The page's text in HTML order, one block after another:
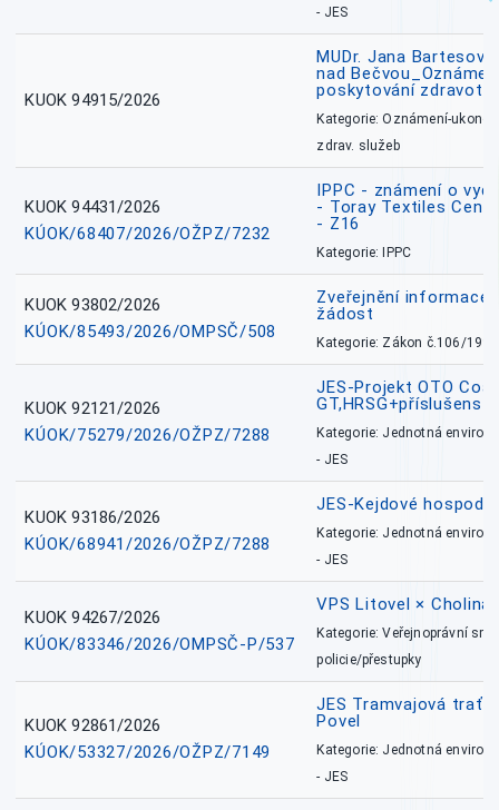
- JES
KUOK 94915/2026
MUDr. Jana
nad
poskytování
Kategorie: Oznámení-
zdrav. služeb
KUOK 94431/2026
KÚOK/68407/2026/OŽPZ/7232
IPPC - známení o
- Toray Textiles
- Z16
Kategorie: IPPC
KUOK 93802/2026
KÚOK/85493/2026/OMPSČ/508
Zveřejnění informace
žádost
Kategorie: Zákon č.106/1999
KUOK 92121/2026
KÚOK/75279/2026/OŽPZ/7288
JES-Projekt OTO
Kategorie: Jednotná
- JES
KUOK 93186/2026
KÚOK/68941/2026/OŽPZ/7288
JES-Kejdové
Kategorie: Jednotná
- JES
KUOK 94267/2026
KÚOK/83346/2026/OMPSČ-P/537
VPS Litovel ×
Kategorie: Veřejnoprávní
policie/přestupky
KUOK 92861/2026
KÚOK/53327/2026/OŽPZ/7149
JES Tramvajová trať
Povel
Kategorie: Jednotná
- JES